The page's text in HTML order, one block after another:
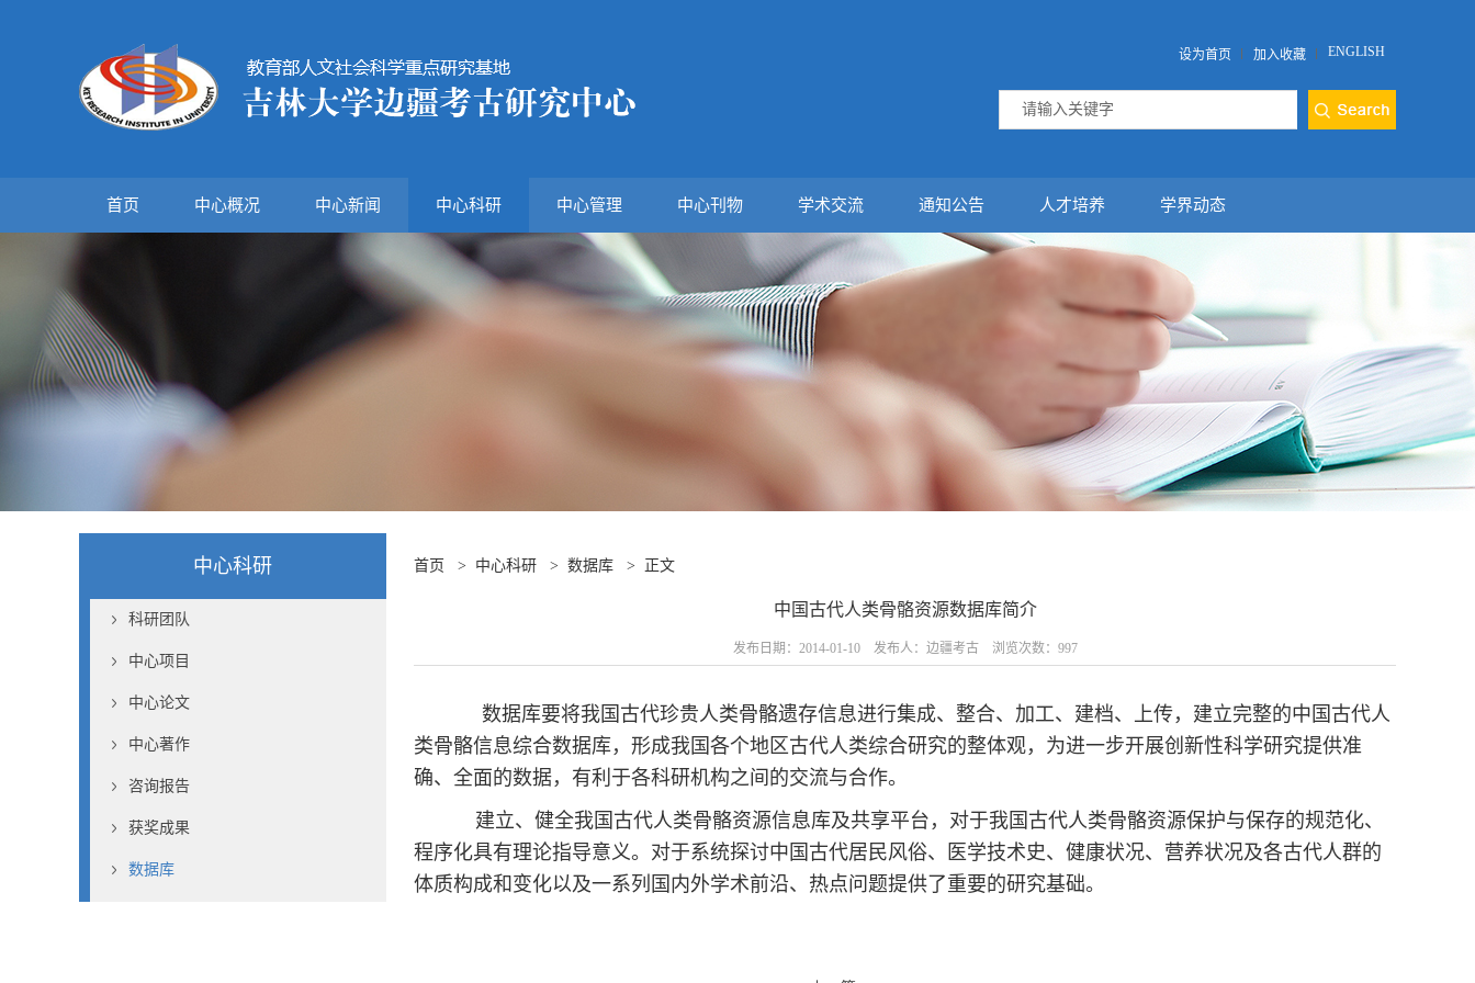
设为首页 加入收藏 ENGLISH
首页 中心概况 中心新闻 中心科研 中心管理 中心刊物 学术交流 通知公告 人才培养 学界动态
中心科研
科研团队
中心项目
中心论文
中心著作
咨询报告
获奖成果
数据库
首页 > 中心科研 > 数据库 > 正文
中国古代人类骨骼资源数据库简介
发布日期：2014-01-10 发布人：边疆考古 浏览次数： 997
数据库要将我国古代珍贵人类骨骼遗存信息进行集成、整合、加工、建档、上传，建立完整的中国古代人
类骨骼信息综合数据库，形成我国各个地区古代人类综合研究的整体观，为进一步开展创新性科学研究提供准
确、全面的数据，有利于各科研机构之间的交流与合作。
建立、健全我国古代人类骨骼资源信息库及共享平台，对于我国古代人类骨骼资源保护与保存的规范化、
程序化具有理论指导意义。对于系统探讨中国古代居民风俗、医学技术史、健康状况、营养状况及各古代人群的
体质构成和变化以及一系列国内外学术前沿、热点问题提供了重要的研究基础。